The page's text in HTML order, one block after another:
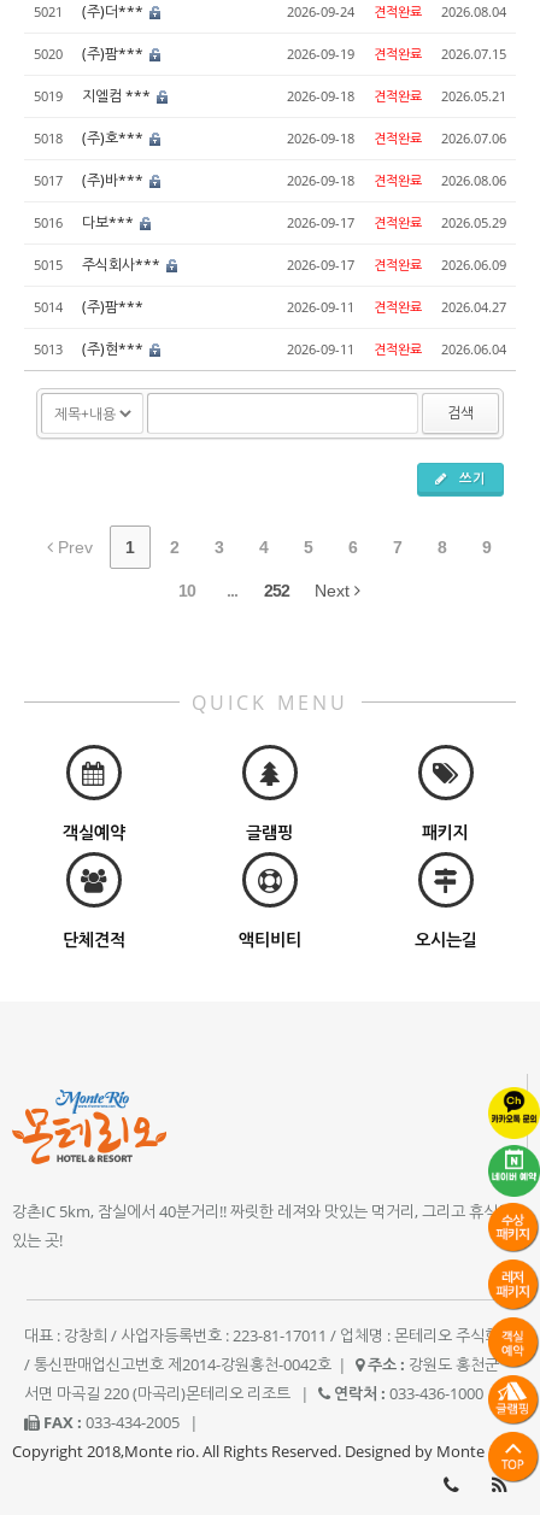
5021 (주)더*** 2026-09-24 견적완료 2026.08.04
5020 (주)팜*** 2026-09-19 견적완료 2026.07.15
5019 지엘컴 *** 2026-09-18 견적완료 2026.05.21
5018 (주)호*** 2026-09-18 견적완료 2026.07.06
5017 (주)바*** 2026-09-18 견적완료 2026.08.06
5016 다보*** 2026-09-17 견적완료 2026.05.29
5015 주식회사*** 2026-09-17 견적완료 2026.06.09
5014 (주)팜*** 2026-09-11 견적완료 2026.04.27
5013 (주)현*** 2026-09-11 견적완료 2026.06.04
검색
쓰기
Prev 1 2 3 4 5 6 7 8 9
10 ... 252 Next
QUICK MENU
객실예약 글램핑 패키지
단체견적 액티비티 오시는길
강촌IC 5km, 잠실에서 40분거리!! 짜릿한 레져와 맛있는 먹거리, 그리고 휴식이
있는 곳!
대표 : 강창희 / 사업자등록번호 : 223-81-17011 / 업체명 : 몬테리오 주식회사
/ 통신판매업신고번호 제2014-강원홍천-0042호 | 주소 : 강원도 홍천군
서면 마곡길 220 (마곡리)몬테리오 리조트
| 연락처 : 033-436-1000
|
FAX : 033-434-2005
|
Copyright 2018,Monte rio. All Rights Reserved. Designed by Monte rio.